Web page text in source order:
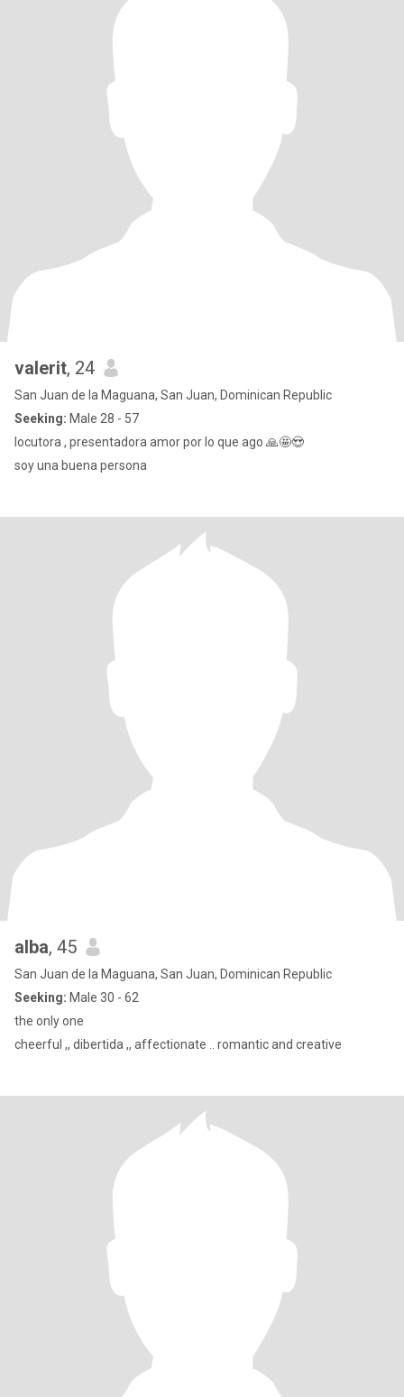
valerit, 24
San Juan de la Maguana, San Juan, Dominican Republic
Seeking: Male 28 - 57
locutora , presentadora amor por lo que ago 🙏🤩😍
soy una buena persona
alba, 45
San Juan de la Maguana, San Juan, Dominican Republic
Seeking: Male 30 - 62
the only one
cheerful ,, dibertida ,, affectionate .. romantic and creative